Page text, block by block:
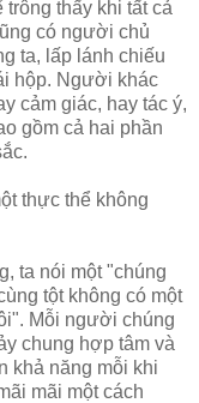
thấy khi tất cả
có người chủ
ta, lấp lánh chiếu
hộp. Người khác
cảm giác, hay tác ý,
gồm cả hai phần
thực thể không
ta nói một "chúng
tột không có một
Mỗi người chúng
chung hợp tâm và
khả năng mỗi khi
mãi một cách